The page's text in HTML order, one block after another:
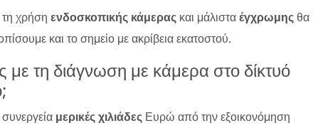
τη χρήση ενδοσκοπικής κάμερας και μάλισταέγχρωμηςθα
και το σημείο με ακρίβεια εκατοστού.
με τη διάγνωση με κάμερα στο δίκτυό
μερικές χιλιάδες Ευρώ από την εξοικονόμηση